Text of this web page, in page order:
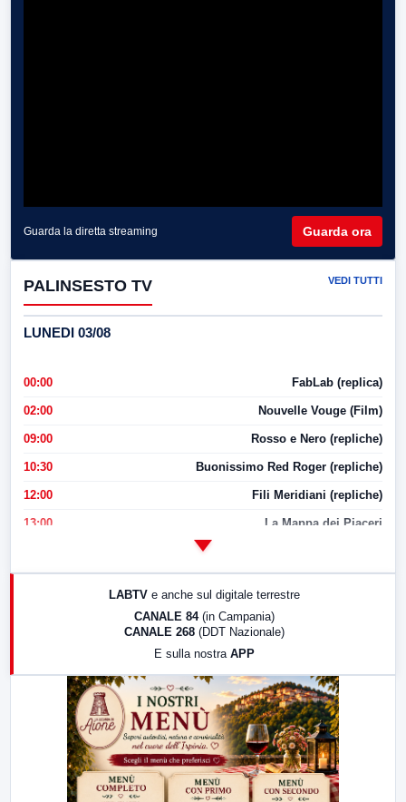
Guarda la diretta streaming Guarda ora
PALINSESTO TV VEDI TUTTI
LUNEDI 03/08
00:00 FabLab (replica)
02:00 Nouvelle Vouge (Film)
09:00 Rosso e Nero (repliche)
10:30 Buonissimo Red Roger (repliche)
12:00 Fili Meridiani (repliche)
13:00 La Mappa dei Piaceri
17:00 LabNews (replica)
LabNews (replica)
LABTV e anche sul digitale terrestre
CANALE 84 (in Campania)
CANALE 268 (DDT Nazionale)
E sulla nostra APP